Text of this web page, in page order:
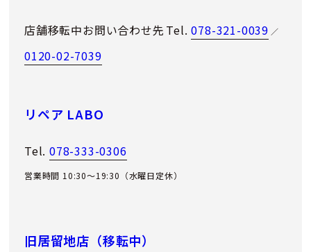
店舗移転中お問い合わせ先 Tel.078-321-0039 ／
0120-02-7039
リペア LABO
Tel. 078-333-0306
営業時間 10:30～19:30（水曜日定休）
旧居留地店（移転中）